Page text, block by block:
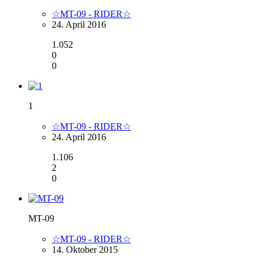
☆MT-09 - RIDER☆
24. April 2016
1.052
0
0
1
☆MT-09 - RIDER☆
24. April 2016
1.106
2
0
MT-09
☆MT-09 - RIDER☆
14. Oktober 2015